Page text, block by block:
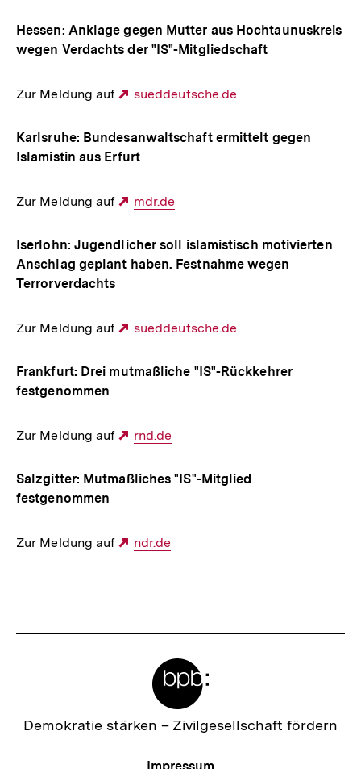
Hessen: Anklage gegen Mutter aus Hochtaunuskreis
wegen Verdachts der "IS"-Mitgliedschaft
Zur Meldung auf
Externer
sueddeutsche.de
Karlsruhe: Bundesanwaltschaft ermittelt gegen
Islamistin aus Erfurt
Zur Meldung auf
Externer
mdr.de
Iserlohn: Jugendlicher soll islamistisch motivierten
Anschlag geplant haben. Festnahme wegen
Terrorverdachts
Zur Meldung auf
Externer
sueddeutsche.de
Frankfurt: Drei mutmaßliche "IS"-Rückkehrer
festgenommen
Zur Meldung auf
Externer
rnd.de
Salzgitter: Mutmaßliches "IS"-Mitglied
festgenommen
Zur Meldung auf
Externer
ndr.de
Zur
Demokratie stärken – Zivilgesellschaft fördern
Meta-
Impressum